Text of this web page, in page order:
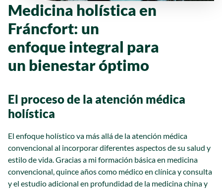
Medicina holística en
Fráncfort: un
enfoque integral para
un bienestar óptimo
El proceso de la atención médica
holística
El enfoque holístico va más allá de la atención médica
convencional al incorporar diferentes aspectos de su salud y
estilo de vida. Gracias a mi formación básica en medicina
convencional, quince años como médico en clínica y consulta
y el estudio adicional en profundidad de la medicina china y